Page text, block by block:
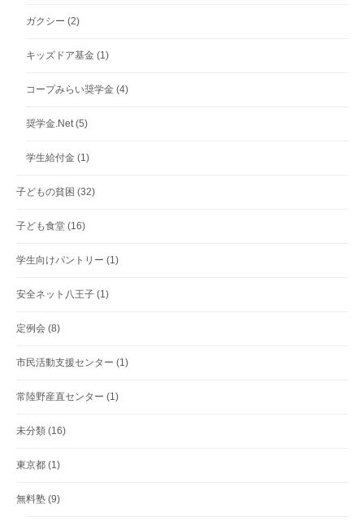
ガクシー (2)
キッズドア基金 (1)
コープみらい奨学金 (4)
奨学金.Net(5)
学生給付金 (1)
子どもの貧困 (32)
子ども食堂 (16)
学生向けパントリー (1)
安全ネット八王子 (1)
定例会 (8)
市民活動支援センター (1)
常陸野産直センター (1)
未分類 (16)
東京都 (1)
無料塾 (9)